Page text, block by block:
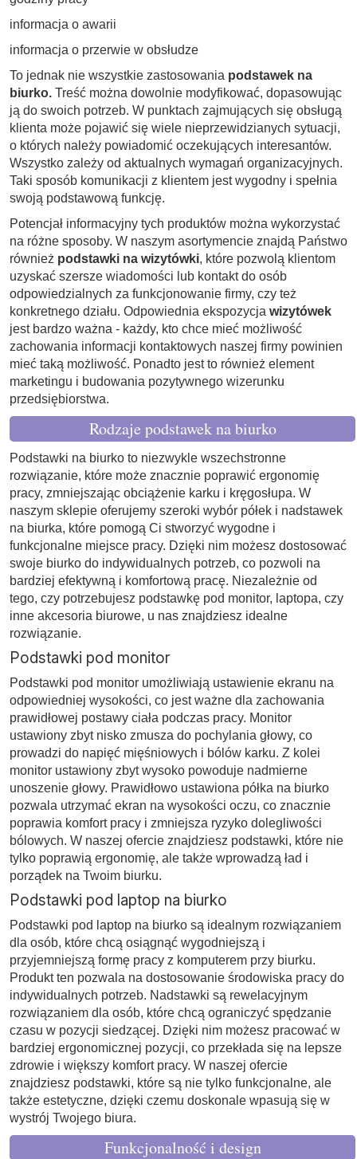
informacja o awarii
informacja o przerwie w obsłudze
To jednak nie wszystkie zastosowania podstawek na
biurko. Treść można dowolnie modyfikować, dopasowując
ją do swoich potrzeb. W punktach zajmujących się obsługą
klienta może pojawić się wiele nieprzewidzianych sytuacji,
o których należy powiadomić oczekujących interesantów.
Wszystko zależy od aktualnych wymagań organizacyjnych.
Taki sposób komunikacji z klientem jest wygodny i spełnia
swoją podstawową funkcję.
Potencjał informacyjny tych produktów można wykorzystać
na różne sposoby. W naszym asortymencie znajdą Państwo
również podstawki na wizytówki, które pozwolą klientom
uzyskać szersze wiadomości lub kontakt do osób
odpowiedzialnych za funkcjonowanie firmy, czy też
konkretnego działu. Odpowiednia ekspozycja wizytówek
jest bardzo ważna - każdy, kto chce mieć możliwość
zachowania informacji kontaktowych naszej firmy powinien
mieć taką możliwość. Ponadto jest to również element
marketingu i budowania pozytywnego wizerunku
przedsiębiorstwa.
Rodzaje podstawek na biurko
Podstawki na biurko to niezwykle wszechstronne
rozwiązanie, które może znacznie poprawić ergonomię
pracy, zmniejszając obciążenie karku i kręgosłupa. W
naszym sklepie oferujemy szeroki wybór półek i nadstawek
na biurka, które pomogą Ci stworzyć wygodne i
funkcjonalne miejsce pracy. Dzięki nim możesz dostosować
swoje biurko do indywidualnych potrzeb, co pozwoli na
bardziej efektywną i komfortową pracę. Niezależnie od
tego, czy potrzebujesz podstawkę pod monitor, laptopa, czy
inne akcesoria biurowe, u nas znajdziesz idealne
rozwiązanie.
Podstawki pod monitor
Podstawki pod monitor umożliwiają ustawienie ekranu na
odpowiedniej wysokości, co jest ważne dla zachowania
prawidłowej postawy ciała podczas pracy. Monitor
ustawiony zbyt nisko zmusza do pochylania głowy, co
prowadzi do napięć mięśniowych i bólów karku. Z kolei
monitor ustawiony zbyt wysoko powoduje nadmierne
unoszenie głowy. Prawidłowo ustawiona półka na biurko
pozwala utrzymać ekran na wysokości oczu, co znacznie
poprawia komfort pracy i zmniejsza ryzyko dolegliwości
bólowych. W naszej ofercie znajdziesz podstawki, które nie
tylko poprawią ergonomię, ale także wprowadzą ład i
porządek na Twoim biurku.
Podstawki pod laptop na biurko
Podstawki pod laptop na biurko są idealnym rozwiązaniem
dla osób, które chcą osiągnąć wygodniejszą i
przyjemniejszą formę pracy z komputerem przy biurku.
Produkt ten pozwala na dostosowanie środowiska pracy do
indywidualnych potrzeb. Nadstawki są rewelacyjnym
rozwiązaniem dla osób, które chcą ograniczyć spędzanie
czasu w pozycji siedzącej. Dzięki nim możesz pracować w
bardziej ergonomicznej pozycji, co przekłada się na lepsze
zdrowie i większy komfort pracy. W naszej ofercie
znajdziesz podstawki, które są nie tylko funkcjonalne, ale
także estetyczne, dzięki czemu doskonale wpasują się w
wystrój Twojego biura.
Funkcjonalność i design